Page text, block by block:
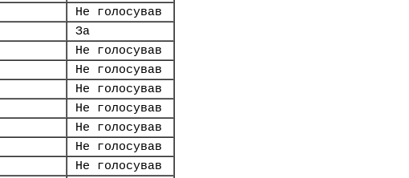
Не голосував
За
Не голосував
Не голосував
Не голосував
Не голосував
Не голосував
Не голосував
Не голосував